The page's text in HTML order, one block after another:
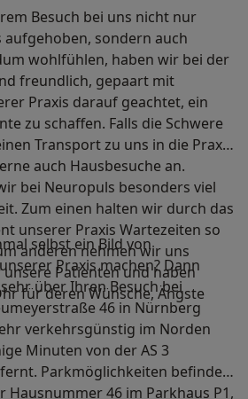
Besuch bei uns nicht nur
aufgehoben, sondern auch
wohlfühlen, haben wir bei der
freundlich, gepaart mit
Praxis darauf geachtet, ein
zu schaffen. Falls die Schwere
Transport zu uns in die Praxis
auch Hausbesuche an.
bei Neuropuls besonders viel
Zum einen halten wir durch das
unserer Praxis Wartezeiten so
anderen nehmen wir uns
Patienten und haben
für deren Wünsche, Ängste
selbst ein Bild von
Praxis machen? Dann
über Ihren Besuch bei
46 in Nürnberg
verkehrsgünstig im Norden
Minuten von der AS 3
Parkmöglichkeiten befinden
46 im Parkhaus P1,